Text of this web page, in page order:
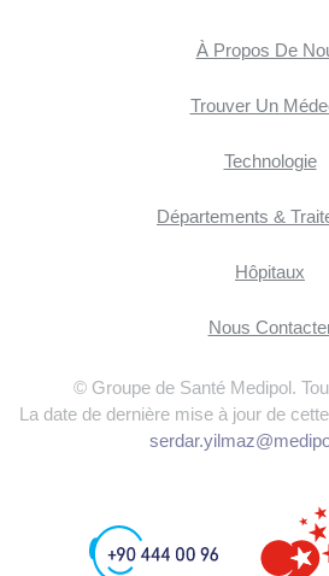
À Propos De
Trouver Un
Technologie
Départements &
Hôpitaux
Nous
© Groupe de Santé Medipol.
La date de dernière mise à jour de